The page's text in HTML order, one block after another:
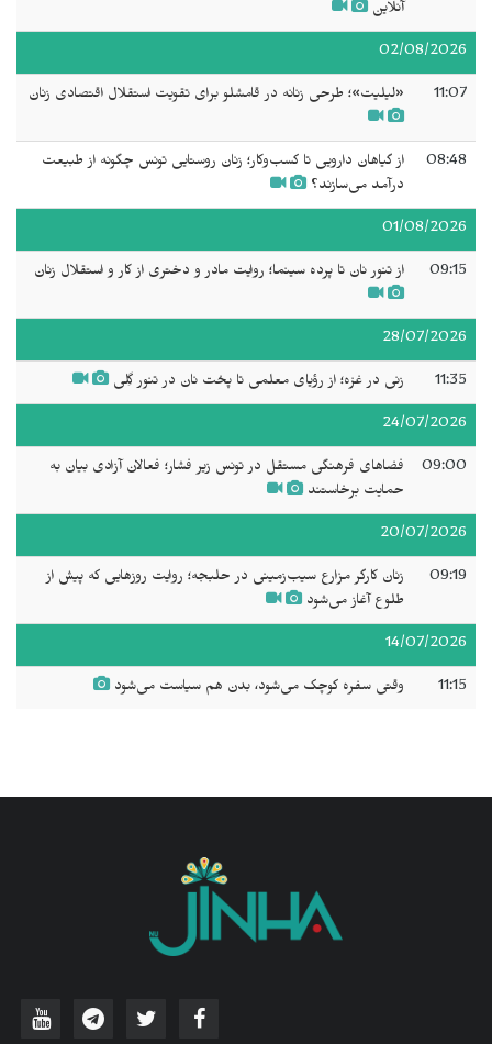
آنلاین
02/08/2026
11:07 «لیلیت»؛ طرحی زنانه در قامشلو برای تقویت استقلال اقتصادی زنان
08:48
از گیاهان دارویی تا کسب‌وکار؛ زنان روستایی تونس چگونه از طبیعت
درآمد می‌سازند؟
01/08/2026
09:15 از تنور نان تا پرده سینما؛ روایت مادر و دختری از کار و استقلال زنان
28/07/2026
11:35 زنی در غزه؛ از رؤیای معلمی تا پخت نان در تنور گِلی
24/07/2026
09:00
فضاهای فرهنگی مستقل در تونس زیر فشار؛ فعالان آزادی بیان به
حمایت برخاستند
20/07/2026
09:19
زنان کارگر مزارع سیب‌زمینی در حلبجه؛ روایت روزهایی که پیش از
طلوع آغاز می‌شود
14/07/2026
11:15 وقتی سفره کوچک می‌شود، بدن هم سیاست می‌شود